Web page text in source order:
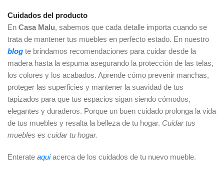
Cuidados del producto
En Casa Malu, sabemos que cada detalle importa cuando se
trata de mantener tus muebles en perfecto estado. En nuestro
blog te brindamos recomendaciones para cuidar desde la
madera hasta la espuma asegurando la protección de las telas,
los colores y los acabados. Aprende cómo prevenir manchas,
proteger las superficies y mantener la suavidad de tus
tapizados para que tus espacios sigan siendo cómodos,
elegantes y duraderos. Porque un buen cuidado prolonga la vida
de tus muebles y resalta la belleza de tu hogar. Cuidar tus
muebles es cuidar tu hogar.
Enterate aqui acerca de los cuidados de tu nuevo mueble.